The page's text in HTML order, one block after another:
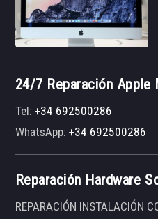
24/7 Reparación Apple
Tel:+34 692500286
WhatsApp:+34 692500286
Reparación Hardware
REPARACIÓN INSTALACIÓN